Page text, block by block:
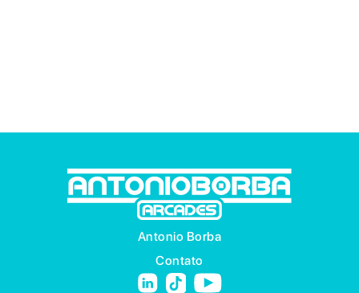
Antonio Borba
Contato